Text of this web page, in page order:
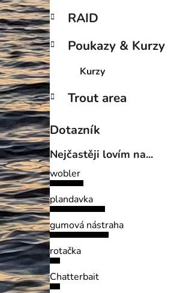
RAID
Poukazy & Kurzy
Kurzy
Trout area
Dotazník
Nejčastěji lovím na...
wobler
plandavka
gumová nástraha
rotačka
Chatterbait